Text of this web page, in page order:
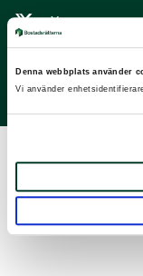
Denna webbplats använder
Vi använder
X
Facebook
LinkedIn
Instagram